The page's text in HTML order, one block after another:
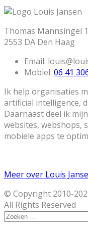
Thomas Mannsingel
2553 DA Den Haag
Email:
Mobiel: 06 41
Ik help organisaties
artificial intelligence,
Daarnaast deel ik
websites, webshops,
mobiele apps te
Meer over Louis
© Copyright 2010-
All Rights Reserved